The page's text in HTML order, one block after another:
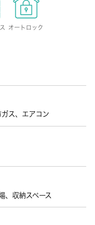
オートロック
ス、 エアコン
、 収納スペース